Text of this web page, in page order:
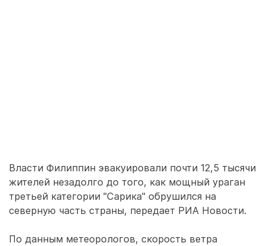
Власти Филиппин эвакуировали почти 12,5 тысячи
жителей незадолго до того, как мощный ураган
третьей категории "Сарика" обрушился на
северную часть страны, передает РИА Новости.
По данным метеорологов, скорость ветра